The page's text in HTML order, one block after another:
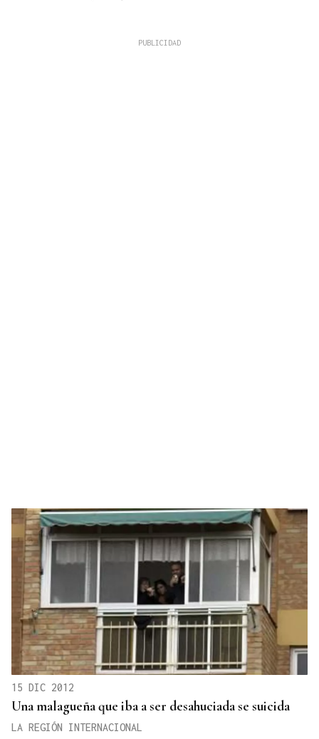
15 DIC 2012
Una malagueña que iba a ser desahuciada se suicida
LA REGIÓN INTERNACIONAL